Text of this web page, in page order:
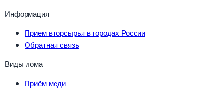
Информация
Прием вторсырья в городах России
Обратная связь
Виды лома
Приём меди